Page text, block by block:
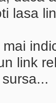
lasa
link